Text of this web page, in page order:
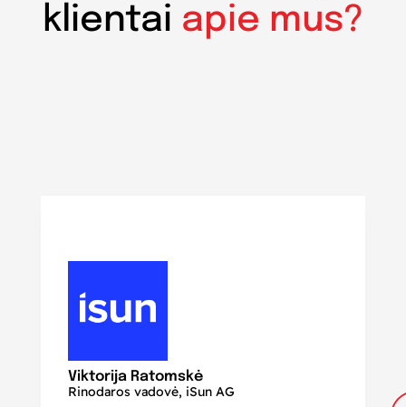
klientai apie mus?
Viktorija Ratomskė
Rinodaros vadovė, iSun AG